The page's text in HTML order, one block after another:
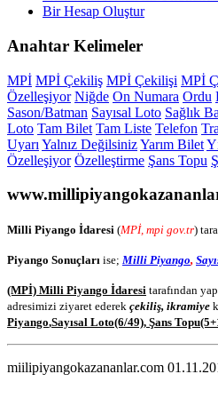
Bir Hesap Oluştur
Anahtar Kelimeler
MPİ MPİ Çekiliş MPİ Çekilişi MPİ
Özelleşiyor Niğde On Numara Ordu
Sason/Batman Sayısal Loto Sağlık
Loto Tam Bilet Tam Liste Telefon
Uyarı Yalnız DeğilsinizYarım Bilet
Özelleşiyor Özelleştirme Şans Topu
Milli Piyango İdaresi (MPİ, mpi gov.tr)
Piyango Sonuçları ise; Milli Piyango,
(MPİ) Milli Piyango İdaresi tarafından
adresimizi ziyaret ederek çekiliş, ikramiye
Piyango,Sayısal Loto(6/49), Şans Topu
miilipiyangokazananlar.com